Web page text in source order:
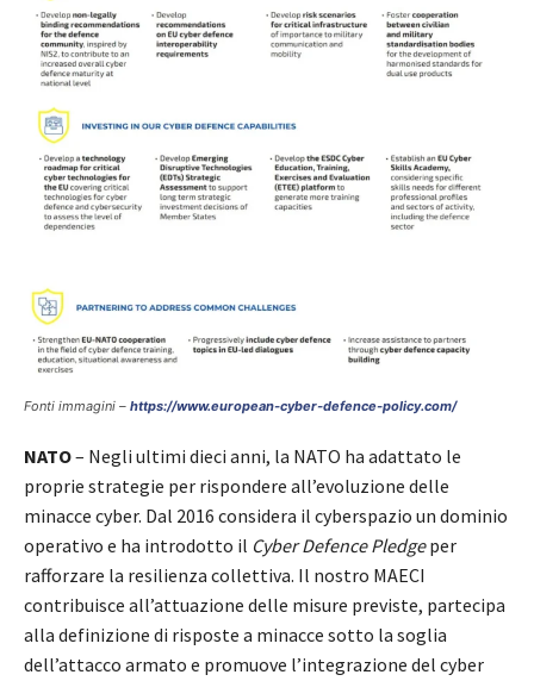
Fonti immagini – https://www.european-cyber-defence-policy.com/
NATO– Negli ultimi dieci anni, la NATO ha adattato le
proprie strategie per rispondere all’evoluzione delle
minacce cyber. Dal 2016 considera il cyberspazio un dominio
operativo e ha introdotto il Cyber Defence Pledgeper
rafforzare la resilienza collettiva. Il nostro MAECI
contribuisce all’attuazione delle misure previste, partecipa
alla definizione di risposte a minacce sotto la soglia
dell’attacco armato e promuove l’integrazione del cyber